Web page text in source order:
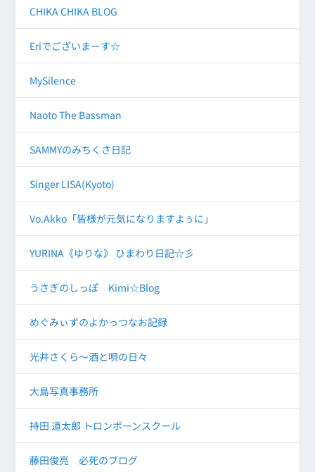
CHIKA CHIKA BLOG
Eriでございまーす☆
MySilence
Naoto The Bassman
SAMMYのみちくさ日記
Singer LISA(Kyoto)
Vo.Akko「皆様が元気になりますよぅに」
YURINA《ゆりな》 ひまわり日記☆彡
うさぎのしっぽ Kimi☆Blog
めぐみぃずのよかっつなお記録
光井さくら～酒と唄の日々
大島写真事務所
持田 道太郎 トロンボーンスクール
藤田俊亮 必死のブログ